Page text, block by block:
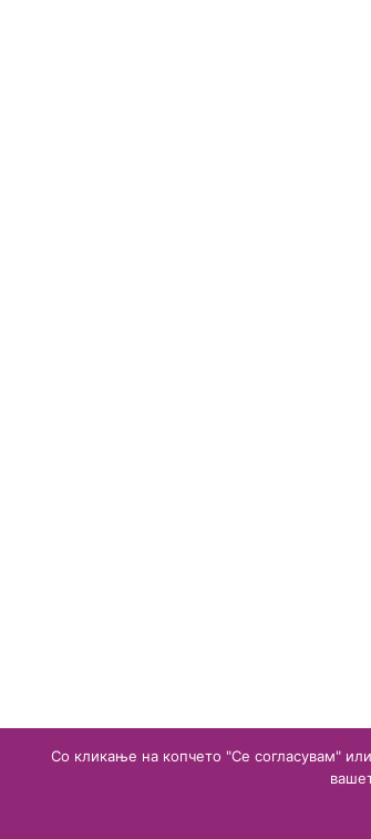
Facebook
Twitter
EmailShare
Copyright © 2020 Агенција за
Со кликање на копчето "Се согласувам"